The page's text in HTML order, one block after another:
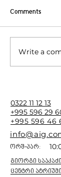
რჩევა
Comments
Write a
0322 11 12 13
+995 596 29
+995 596 46
ორშ-პარ:
გიორგი
ცენტრი